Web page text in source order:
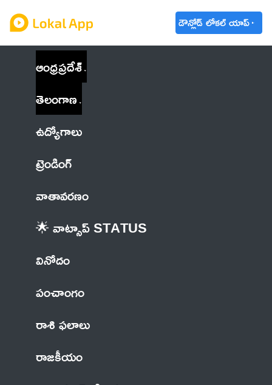
డౌన్లోడ్ లోకల్ యాప్
ఆంధ్రప్రదేశ్
తెలంగాణ
ఉద్యోగాలు
ట్రెండింగ్
వాతావరణం
🌟 వాట్సాప్ STATUS
వినోదం
పంచాంగం
రాశి ఫలాలు
రాజకీయం